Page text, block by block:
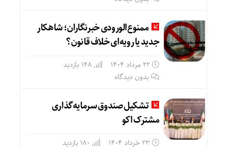
ممنوع‌الورودی خبرنگاران؛ شاهکار
جدید یا رویه‌ای خلاف قانون؟
22 مرداد 1404
بدون دیدگاه
تشکیل صندوق سرمایه‌گذاری
مشترک اکو
23 خرداد 1404